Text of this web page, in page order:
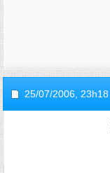
25/07/2006, 23h18